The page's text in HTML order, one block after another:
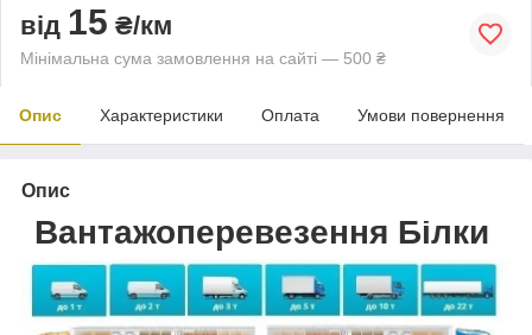
від 15 ₴/км
Мінімальна сума замовлення на сайті — 500 ₴
Опис Характеристики Оплата Умови повернення
Опис
Вантажоперевезення Білки